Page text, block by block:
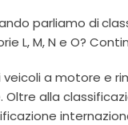
parliamo di
L, M, N e O?
veicoli a motore e
alla